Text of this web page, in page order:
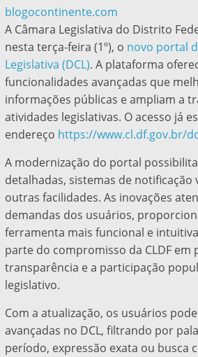
blogocontinente.com
A Câmara Legislativa do Distrito
nesta terça-feira (1º), o novo portal
Legislativa (DCL). A plataforma
funcionalidades avançadas que
informações públicas e ampliam a
atividades legislativas. O acesso já
endereço https://www.cl.df.gov.br/
A modernização do portal
detalhadas, sistemas de notificação
outras facilidades. As inovações
demandas dos usuários,
ferramenta mais funcional e
parte do compromisso da CLDF em
transparência e a participação
legislativo.
Com a atualização, os usuários
avançadas no DCL, filtrando por
período, expressão exata ou busca